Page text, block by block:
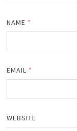
NAME *
EMAIL *
WEBSITE